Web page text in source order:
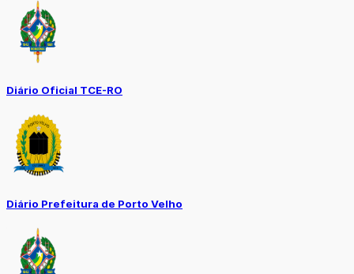
Diário Oficial TCE-RO
Diário Prefeitura de Porto Velho